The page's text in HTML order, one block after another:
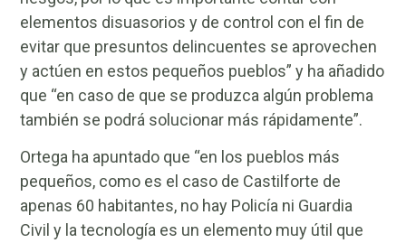
elementos disuasorios y de control con el fin de
evitar que presuntos delincuentes se aprovechen
y actúen en estos pequeños pueblos” y ha añadido
que “en caso de que se produzca algún problema
también se podrá solucionar más rápidamente”.
Ortega ha apuntado que “en los pueblos más
pequeños, como es el caso de Castilforte de
apenas 60 habitantes, no hay Policía ni Guardia
Civil y la tecnología es un elemento muy útil que